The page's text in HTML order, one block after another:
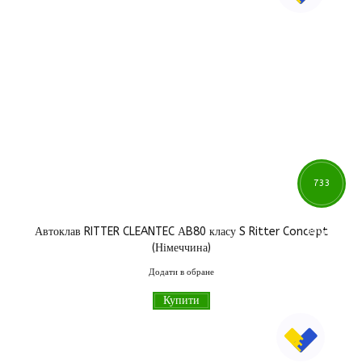
Автоклав RITTER CLEANTEC АB80 класу S Ritter Concept
(Німеччина)
Додати в обране
733
900грн
Купити